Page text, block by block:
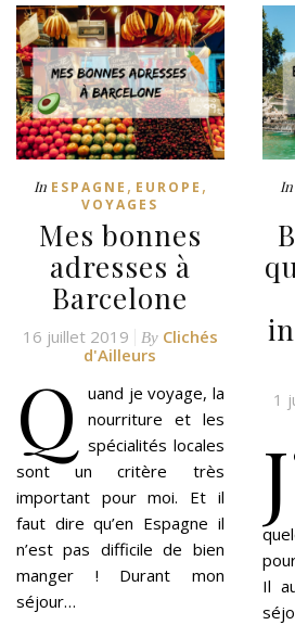
In ESPAGNE , EUROPE ,
VOYAGES
Mes bonnes
adresses à
Barcelone
16 juillet 2019 By Clichés
d'Ailleurs
Q
uand je voyage, la
nourriture et les
spécialités locales
sont un critère très
important pour moi. Et il
faut dire qu’en Espagne il
n’est pas difficile de bien
manger ! Durant mon
séjour…
In
1
Il